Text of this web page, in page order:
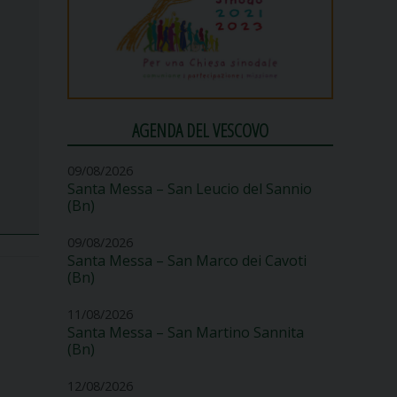
AGENDA DEL VESCOVO
09/08/2026
Santa Messa – San Leucio del Sannio
(Bn)
09/08/2026
Santa Messa – San Marco dei Cavoti
(Bn)
11/08/2026
Santa Messa – San Martino Sannita
(Bn)
12/08/2026